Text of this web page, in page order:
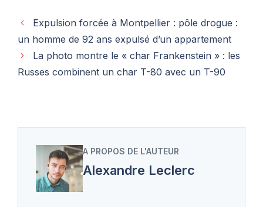
Expulsion forcée à Montpellier : pôle drogue :
un homme de 92 ans expulsé d’un appartement
La photo montre le « char Frankenstein » : les
Russes combinent un char T-80 avec un T-90
A PROPOS DE L'AUTEUR
Alexandre Leclerc